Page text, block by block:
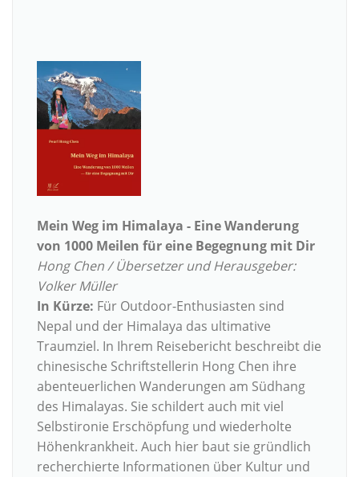
Mein Weg im Himalaya - Eine Wanderung
von 1000 Meilen für eine Begegnung mit Dir
Hong Chen / Übersetzer und Herausgeber:
Volker Müller
In Kürze: Für Outdoor-Enthusiasten sind
Nepal und der Himalaya das ultimative
Traumziel. In Ihrem Reisebericht beschreibt die
chinesische Schriftstellerin Hong Chen ihre
abenteuerlichen Wanderungen am Südhang
des Himalayas. Sie schildert auch mit viel
Selbstironie Erschöpfung und wiederholte
Höhenkrankheit. Auch hier baut sie gründlich
recherchierte Informationen über Kultur und